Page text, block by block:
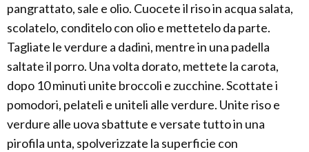
pangrattato, sale e olio. Cuocete il riso in acqua salata,
scolatelo, conditelo con olio e mettetelo da parte.
Tagliate le verdure a dadini, mentre in una padella
saltate il porro. Una volta dorato, mettete la carota,
dopo 10 minuti unite broccoli e zucchine. Scottate i
pomodori, pelateli e uniteli alle verdure. Unite riso e
verdure alle uova sbattute e versate tutto in una
pirofila unta, spolverizzate la superficie con